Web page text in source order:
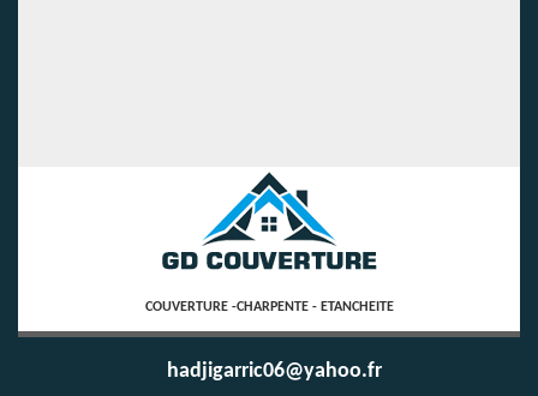
COUVERTURE -CHARPENTE - ETANCHEITE
hadjigarric06@yahoo.fr